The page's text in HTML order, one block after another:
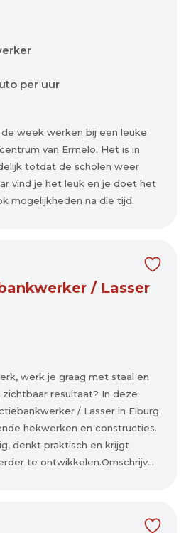
per uur
week werken bij een leuke
van Ermelo. Het is in
totdat de scholen weer
vind je het leuk en je doet het
mogelijkheden na die tijd.
/ Lasser
werk je graag met staal en
resultaat? In deze
/ Lasser in Elburg
hekwerken en constructies.
denkt praktisch en krijgt
te ontwikkelen.Omschrijv...